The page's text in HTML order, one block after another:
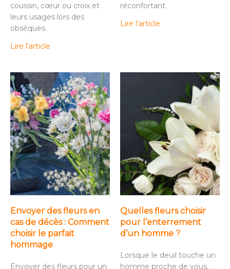
coussin, cœur ou croix et
leurs usages lors des
obsèques.
Lire l'article
réconfortant.
Lire l'article
Envoyer des fleurs en
cas de décès : Comment
choisir le parfait
hommage
Envoyer des fleurs pour un
Quelles fleurs choisir
pour l’enterrement
d’un homme ?
Lorsque le deuil touche un
homme proche de vous,